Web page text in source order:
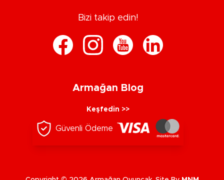
Bizi takip edin!
Armağan Blog
Keşfedin >>
Güvenli Ödeme